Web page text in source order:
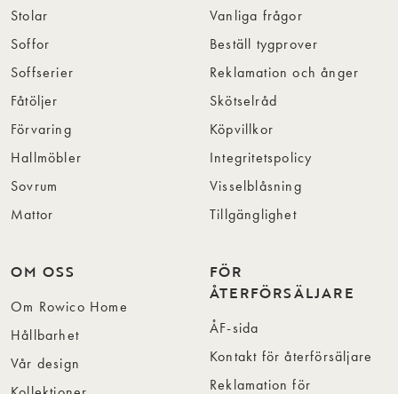
Stolar
Soffor
Soffserier
Fåtöljer
Förvaring
Hallmöbler
Sovrum
Mattor
Vanliga frågor
Beställ tygprover
Reklamation och ånger
Skötselråd
Köpvillkor
Integritetspolicy
Visselblåsning
Tillgänglighet
OM OSS
Om Rowico Home
Hållbarhet
Vår design
FÖR
ÅTERFÖRSÄLJARE
ÅF-sida
Kontakt för återförsäljare
Reklamation för